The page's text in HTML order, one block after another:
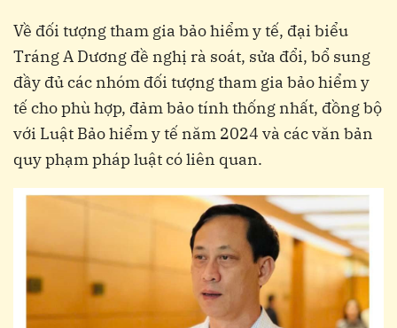
Về đối tượng tham gia bảo hiểm y tế, đại biểu
Tráng A Dương đề nghị rà soát, sửa đổi, bổ sung
đầy đủ các nhóm đối tượng tham gia bảo hiểm y
tế cho phù hợp, đảm bảo tính thống nhất, đồng bộ
với Luật Bảo hiểm y tế năm 2024 và các văn bản
quy phạm pháp luật có liên quan.